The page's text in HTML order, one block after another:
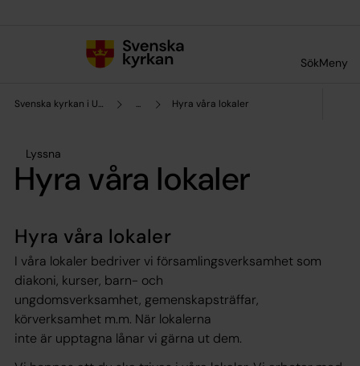
SökMeny
Svenska kyrkan i Ulricehamn ... Hyra våra lokaler
Lyssna
Hyra våra lokaler
Hyra våra lokaler
I våra lokaler bedriver vi församlingsverksamhet som
diakoni, kurser, barn- och
ungdomsverksamhet, gemenskapsträffar,
körverksamhet m.m. När lokalerna
inte är upptagna lånar vi gärna ut dem.